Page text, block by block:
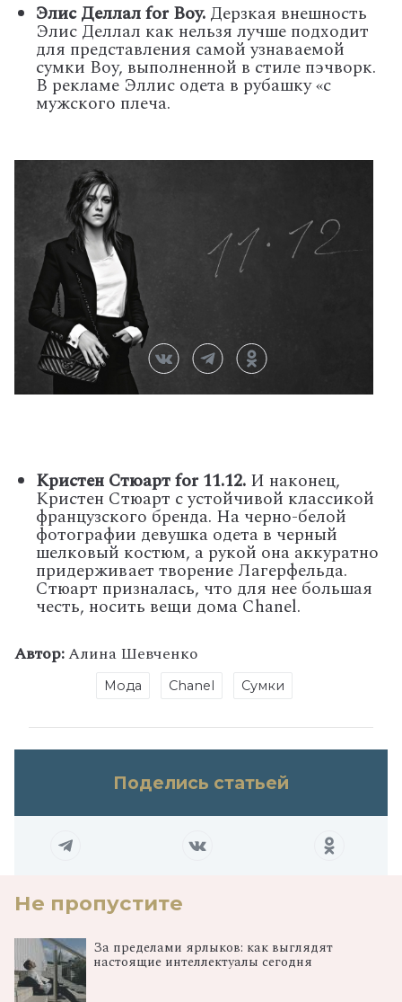
Элис Деллалfor Boy. Дерзкая внешность
Элис Деллал как нельзя лучше подходит
для представления самой узнаваемой
сумки Boy, выполненной в стиле пэчворк.
В рекламе Эллис одета в рубашку «с
мужского плеча.
Кристен Стюартfor 11.12. И наконец,
Кристен Стюарт с устойчивой классикой
французского бренда. На черно-белой
фотографии девушка одета в черный
шелковый костюм, а рукой она аккуратно
придерживает творение Лагерфельда.
Стюарт призналась, что для нее большая
честь, носить вещи дома Chanel.
Автор:Алина Шевченко
Мода Chanel Сумки
Поделись статьей
Не пропустите
За пределами ярлыков: как выглядят
настоящие интеллектуалы сегодня